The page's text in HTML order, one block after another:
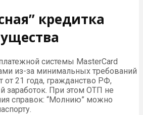
кредитка
системы MasterCard
из-за минимальных требований
от 21 года, гражданство РФ,
заработок. При этом ОТП не
справок: “Молнию” можно